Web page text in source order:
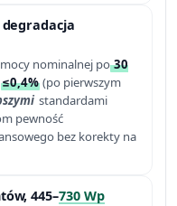
mocy nominalnej po30
≤0,4% (po pierwszym
standardami
pewność
bez korekty na
445–730 Wp